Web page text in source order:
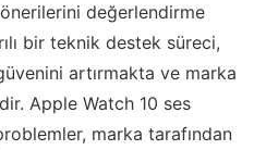
değerlendirme
bir teknik destek süreci,
artırmakta ve marka
Apple Watch 10 ses
marka tarafından